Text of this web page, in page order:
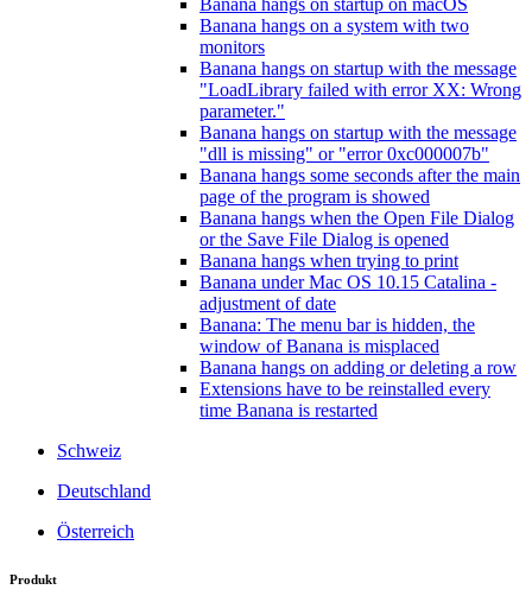
Banana hangs on startup on macOS
Banana hangs on a system with two
monitors
Banana hangs on startup with the message
"LoadLibrary failed with error XX: Wrong
parameter."
Banana hangs on startup with the message
"dll is missing" or "error 0xc000007b"
Banana hangs some seconds after the main
page of the program is showed
Banana hangs when the Open File Dialog
or the Save File Dialog is opened
Banana hangs when trying to print
Banana under Mac OS 10.15 Catalina -
adjustment of date
Banana: The menu bar is hidden, the
window of Banana is misplaced
Banana hangs on adding or deleting a row
Extensions have to be reinstalled every
time Banana is restarted
Schweiz
Deutschland
Österreich
Produkt